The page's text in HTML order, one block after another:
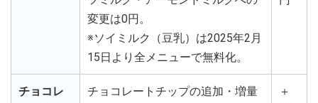
変更は0円。
※ソイミルク（豆乳）は2025年2月
15日より全メニューで無料化。
チョコレ
チョコレートチップの追加・増量
＋